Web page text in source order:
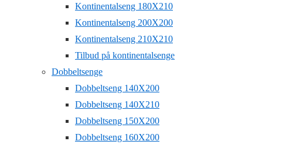
Kontinentalseng 180X210
Kontinentalseng 200X200
Kontinentalseng 210X210
Tilbud på kontinentalsenge
Dobbeltsenge
Dobbeltseng 140X200
Dobbeltseng 140X210
Dobbeltseng 150X200
Dobbeltseng 160X200